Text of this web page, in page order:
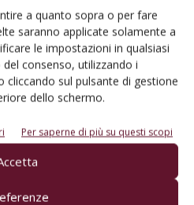
a quanto sopra o per fare
saranno applicate solamente a
le impostazioni in qualsiasi
consenso, utilizzando i
cliccando sul pulsante di gestione
dello schermo.
Per saperne di più su questi scopi